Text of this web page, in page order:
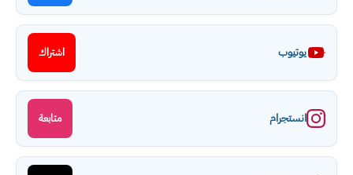
يوتيوب اشتراك
انستجرام متابعة